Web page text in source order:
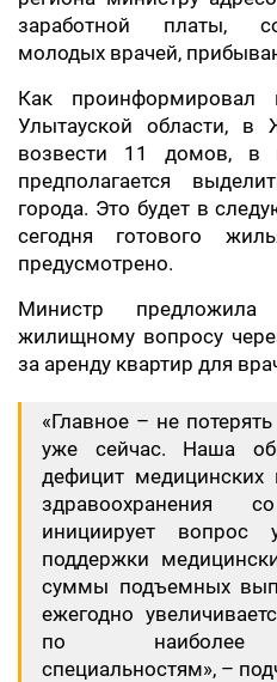
заработной платы,
молодых врачей,
Как проинформировал
Улытауской области, в
возвести 11 домов, в
предполагается
города. Это будет в
сегодня готового
предусмотрено.
Министр
жилищному вопросу
за аренду квартир для
«Главное – не
уже сейчас. Наша
дефицит медицинских
здравоохранения
инициирует вопрос
поддержки
суммы подъемных
ежегодно
по наиболее
специальностям», –